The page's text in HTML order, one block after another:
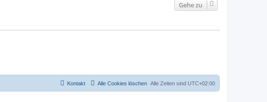
Gehe zu
Alle Zeiten sind UTC+02:00
Alle Cookies löschen
Kontakt